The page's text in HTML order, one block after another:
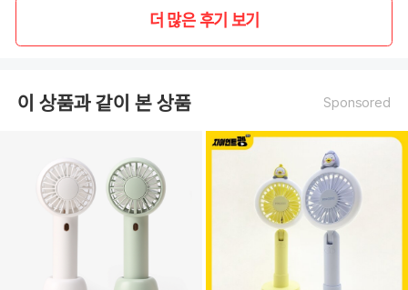
더 많은 후기 보기
이 상품과 같이 본 상품 Sponsored